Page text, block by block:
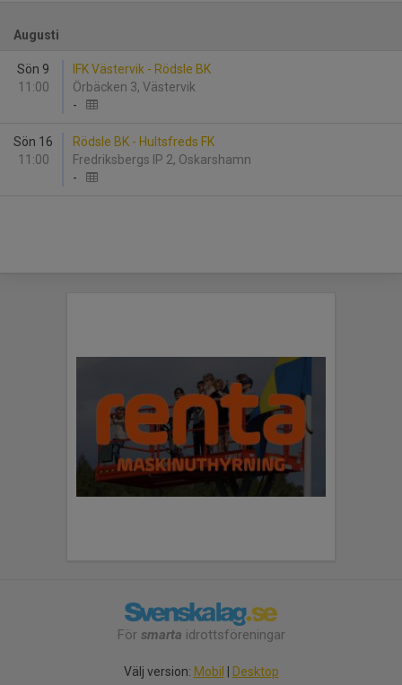
Augusti
Sön 9
11:00
IFK Västervik - Rödsle BK
Örbäcken 3, Västervik
-
Sön 16
11:00
Rödsle BK - Hultsfreds FK
Fredriksbergs IP 2, Oskarshamn
-
För smarta idrottsföreningar
Välj version: Mobil Desktop